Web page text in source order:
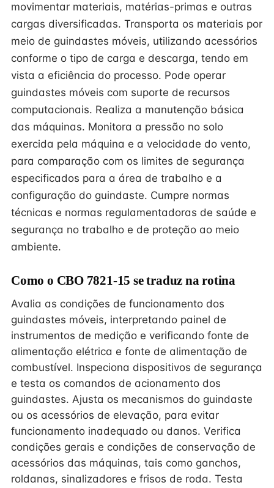
movimentar materiais, matérias-primas e outras
cargas diversificadas. Transporta os materiais por
meio de guindastes móveis, utilizando acessórios
conforme o tipo de carga e descarga, tendo em
vista a eficiência do processo. Pode operar
guindastes móveis com suporte de recursos
computacionais. Realiza a manutenção básica
das máquinas. Monitora a pressão no solo
exercida pela máquina e a velocidade do vento,
para comparação com os limites de segurança
especificados para a área de trabalho e a
configuração do guindaste. Cumpre normas
técnicas e normas regulamentadoras de saúde e
segurança no trabalho e de proteção ao meio
ambiente.
Como o CBO 7821-15 se traduz na rotina
Avalia as condições de funcionamento dos
guindastes móveis, interpretando painel de
instrumentos de medição e verificando fonte de
alimentação elétrica e fonte de alimentação de
combustível. Inspeciona dispositivos de segurança
e testa os comandos de acionamento dos
guindastes. Ajusta os mecanismos do guindaste
ou os acessórios de elevação, para evitar
funcionamento inadequado ou danos. Verifica
condições gerais e condições de conservação de
acessórios das máquinas, tais como ganchos,
roldanas, sinalizadores e frisos de roda. Testa